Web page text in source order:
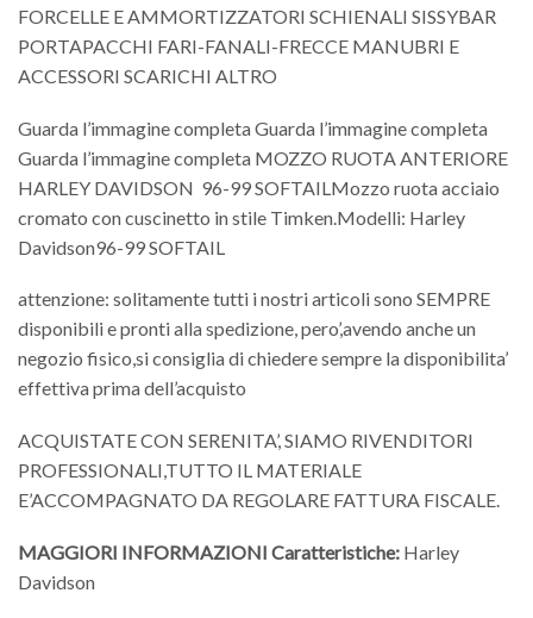
FORCELLE E AMMORTIZZATORI SCHIENALI SISSYBAR
PORTAPACCHI FARI-FANALI-FRECCE MANUBRI E
ACCESSORI SCARICHI ALTRO
Guarda l’immagine completa Guarda l’immagine completa
Guarda l’immagine completa MOZZO RUOTA ANTERIORE
HARLEY DAVIDSON 96-99 SOFTAILMozzo ruota acciaio
cromato con cuscinetto in stile Timken.Modelli: Harley
Davidson96-99 SOFTAIL
attenzione: solitamente tutti i nostri articoli sono SEMPRE
disponibili e pronti alla spedizione, pero’,avendo anche un
negozio fisico,si consiglia di chiedere sempre la disponibilita’
effettiva prima dell’acquisto
ACQUISTATE CON SERENITA’, SIAMO RIVENDITORI
PROFESSIONALI,TUTTO IL MATERIALE
E’ACCOMPAGNATO DA REGOLARE FATTURA FISCALE.
MAGGIORI INFORMAZIONI Caratteristiche: Harley
Davidson